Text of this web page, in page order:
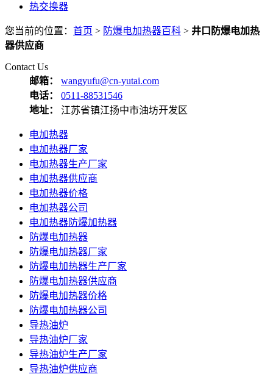
热交换器
您当前的位置： 首页 > 防爆电加热器百科 > 井口防爆电加热
器供应商
Contact Us
邮箱：
wangyufu@cn-yutai.com
电话：
0511-88531546
地址：
江苏省镇江扬中市油坊开发区
电加热器
电加热器厂家
电加热器生产厂家
电加热器供应商
电加热器价格
电加热器公司
电加热器防爆加热器
防爆电加热器
防爆电加热器厂家
防爆电加热器生产厂家
防爆电加热器供应商
防爆电加热器价格
防爆电加热器公司
导热油炉
导热油炉厂家
导热油炉生产厂家
导热油炉供应商